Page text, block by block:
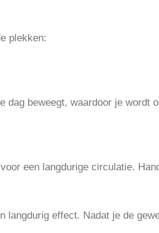
plekken:
beweegt, waardoor je wordt
een langdurige circulatie.
effect. Nadat je de